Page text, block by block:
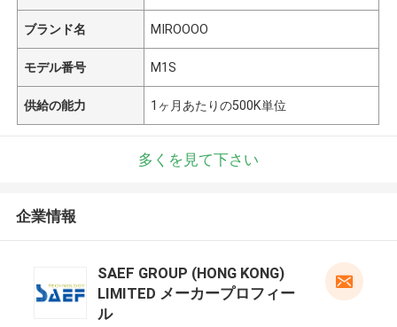
ブランド名 MIROOOO
モデル番号 M1S
供給の能力 1ヶ月あたりの500K単位
多くを見て下さい
企業情報
SAEF GROUP (HONG KONG)
LIMITED メーカープロフィー
ル